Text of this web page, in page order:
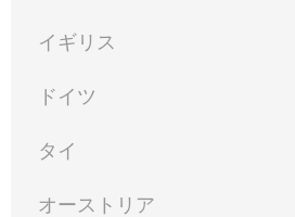
イギリス
ドイツ
タイ
オーストリア